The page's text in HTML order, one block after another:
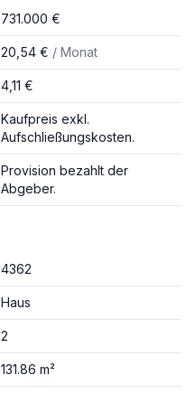
731.000 €
20,54 € / Monat
4,11 €
Kaufpreis exkl.
Aufschließungskosten.
Provision bezahlt der
Abgeber.
4362
Haus
2
131.86 m²